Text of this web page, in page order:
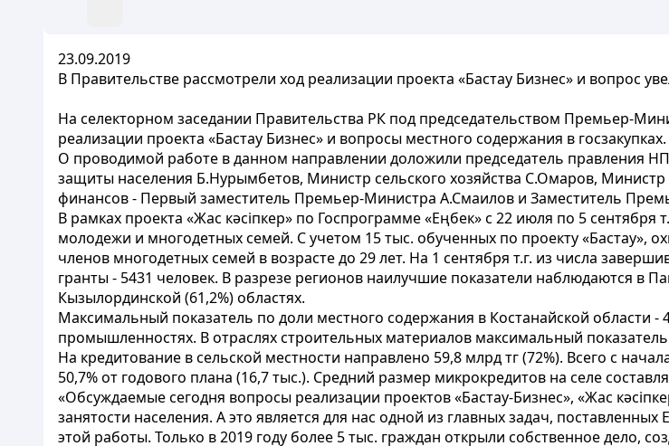
23.09.2019
В Правительстве рассмотрели ход реализации проекта «Бастау Бизнес» и вопрос
На селекторном заседании Правительства РК под председательством Премьер-
реализации проекта «Бастау Бизнес» и вопросы местного содержания в госзакупках.
О проводимой работе в данном направлении доложили председатель правления
защиты населения Б.Нурымбетов, Министр сельского хозяйства С.Омаров,
финансов - Первый заместитель Премьер-Министра А.Смаилов и Заместитель
В рамках проекта «Жас кәсіпкер» по Госпрограмме «Еңбек» с 22 июля по 5 сентября
молодежи и многодетных семей. С учетом 15 тыс. обученных по проекту «Бастау»,
членов многодетных семей в возрасте до 29 лет. На 1 сентября т.г. из числа
гранты - 5431 человек. В разрезе регионов наилучшие показатели наблюдаются в
Кызылординской (61,2%) областях.
Максимальный показатель по доли местного содержания в Костанайской области -
промышленностях. В отраслях строительных материалов максимальный
На кредитование в сельской местности направлено 59,8 млрд тг (72%). Всего с
50,7% от годового плана (16,7 тыс.). Средний размер микрокредитов на селе
«Обсуждаемые сегодня вопросы реализации проектов «Бастау-Бизнес», «Жас
занятости населения. А это является для нас одной из главных задач,
этой работы. Только в 2019 году более 5 тыс. граждан открыли собственное дело,